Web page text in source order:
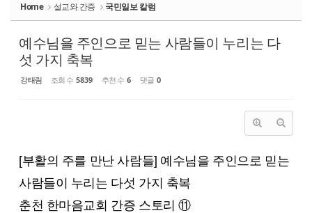
Home 설교와 간증 국민일보 칼럼
예수님을 주인으로 믿는 사람들이 누리는 다
섯 가지 축복
강태림 조회 수 5839 추천 수 6 댓글 0
[부활의 주를 만난 사람들] 예수님을 주인으로 믿는
사람들이 누리는 다섯 가지 축복
춘천 한마음교회 간증 스토리 ⑪